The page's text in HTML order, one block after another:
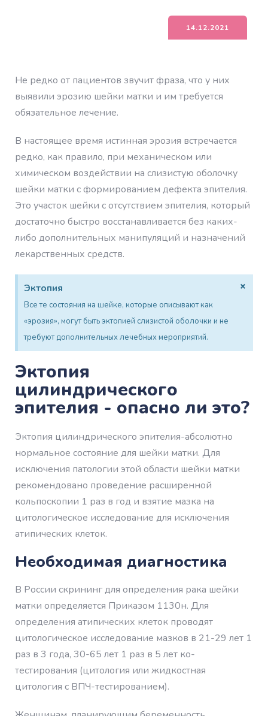
14.12.2021
Не редко от пациентов звучит фраза, что у них
выявили эрозию шейки матки и им требуется
обязательное лечение.
В настоящее время истинная эрозия встречается
редко, как правило, при механическом или
химическом воздействии на слизистую оболочку
шейки матки с формированием дефекта эпителия.
Это участок шейки с отсутствием эпителия, который
достаточно быстро восстанавливается без каких-
либо дополнительных манипуляций и назначений
лекарственных средств.
Эктопия
Все те состояния на шейке, которые описывают как
«эрозия», могут быть эктопией слизистой оболочки и не
требуют дополнительных лечебных мероприятий.
×
Эктопия
цилиндрического
эпителия - опасно ли это?
Эктопия цилиндрического эпителия-абсолютно
нормальное состояние для шейки матки. Для
исключения патологии этой области шейки матки
рекомендовано проведение расширенной
кольпоскопии 1 раз в год и взятие мазка на
цитологическое исследование для исключения
атипических клеток.
Необходимая диагностика
В России скрининг для определения рака шейки
матки определяется Приказом 1130н. Для
определения атипических клеток проводят
цитологическое исследование мазков в 21-29 лет 1
раз в 3 года, 30-65 лет 1 раз в 5 лет ко-
тестирования (цитология или жидкостная
цитология с ВПЧ-тестированием).